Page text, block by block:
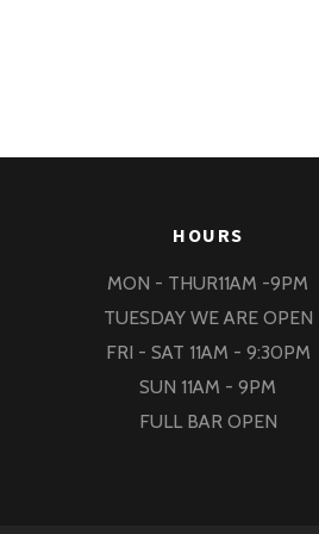
HOURS
MON - THUR11AM -9PM
TUESDAY WE ARE OPEN
FRI - SAT 11AM - 9:30PM
SUN 11AM - 9PM
FULL BAR OPEN